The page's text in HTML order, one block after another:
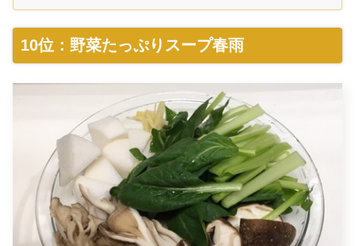
10位：野菜たっぷりスープ春雨